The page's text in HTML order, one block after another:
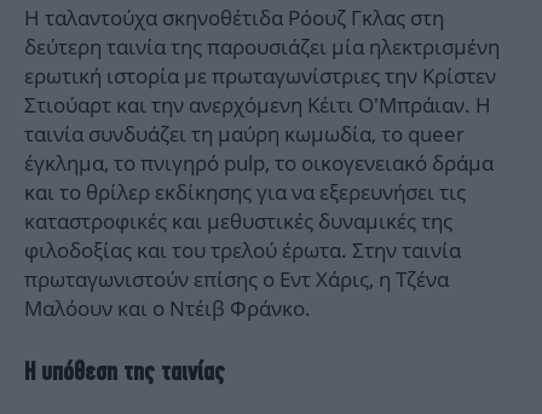
Η ταλαντούχα σκηνοθέτιδα Ρόουζ Γκλας στη
δεύτερη ταινία της παρουσιάζει μία ηλεκτρισμένη
ερωτική ιστορία με πρωταγωνίστριες την Κρίστεν
Στιούαρτ και την ανερχόμενη Κέιτι Ο’Μπράιαν. Η
ταινία συνδυάζει τη μαύρη κωμωδία, το queer
έγκλημα, το πνιγηρό pulp, το οικογενειακό δράμα
και το θρίλερ εκδίκησης για να εξερευνήσει τις
καταστροφικές και μεθυστικές δυναμικές της
φιλοδοξίας και του τρελού έρωτα. Στην ταινία
πρωταγωνιστούν επίσης ο Εντ Χάρις, η Τζένα
Μαλόουν και ο Ντέιβ Φράνκο.
Η υπόθεση της ταινίας